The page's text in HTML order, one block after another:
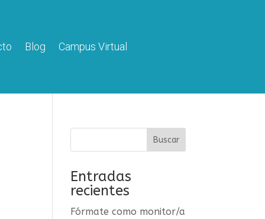
Blog Campus Virtual
Entradas
recientes
Fórmate como monitor/a